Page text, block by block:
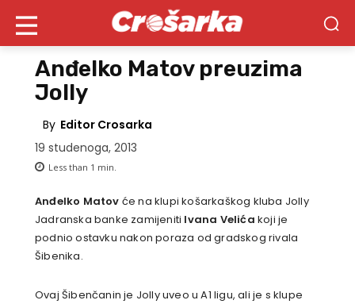
Anđelko Matov preuzima
Jolly
By Editor Crosarka
19 studenoga, 2013
Less than 1 min.
Anđelko Matov će na klupi košarkaškog kluba Jolly
Jadranska banke zamijeniti Ivana Velića koji je
podnio ostavku nakon poraza od gradskog rivala
Šibenika.
Ovaj Šibenčanin je Jolly uveo u A1 ligu, ali je s klupe